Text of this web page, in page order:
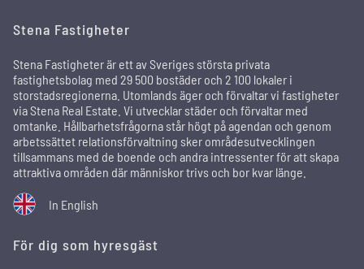
Stena Fastigheter
Stena Fastigheter är ett av Sveriges största privata
fastighetsbolag med 29 500 bostäder och 2 100 lokaler i
storstadsregionerna. Utomlands äger och förvaltar vi fastigheter
via Stena Real Estate. Vi utvecklar städer och förvaltar med
omtanke. Hållbarhetsfrågorna står högt på agendan och genom
arbetssättet relationsförvaltning sker områdesutvecklingen
tillsammans med de boende och andra intressenter för att skapa
attraktiva områden där människor trivs och bor kvar länge.
In English
För dig som hyresgäst